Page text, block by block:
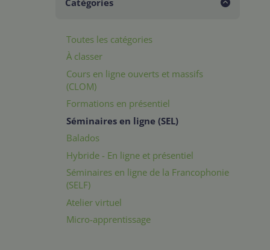
Catégories
Toutes les catégories
À classer
Cours en ligne ouverts et massifs
(CLOM)
Formations en présentiel
Séminaires en ligne (SEL)
Balados
Hybride - En ligne et présentiel
Séminaires en ligne de la Francophonie
(SELF)
Atelier virtuel
Micro-apprentissage